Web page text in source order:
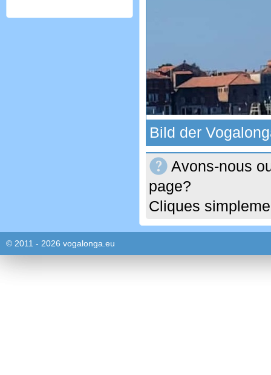
Bild der
Avons-nous
page?
Cliques
© 2011 - 2026 vogalonga.eu